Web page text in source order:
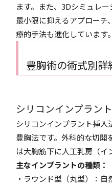
ます。また、3Dシミュレ
最小限に抑えるアプローチ
療的手法も進化しています。
豊胸術の術式別詳
シリコンインプラン
シリコンインプラント挿入
豊胸法です。外科的な切開
は大胸筋下に人工乳房（イ
主なインプラントの種類：
・ラウンド型（丸型）：